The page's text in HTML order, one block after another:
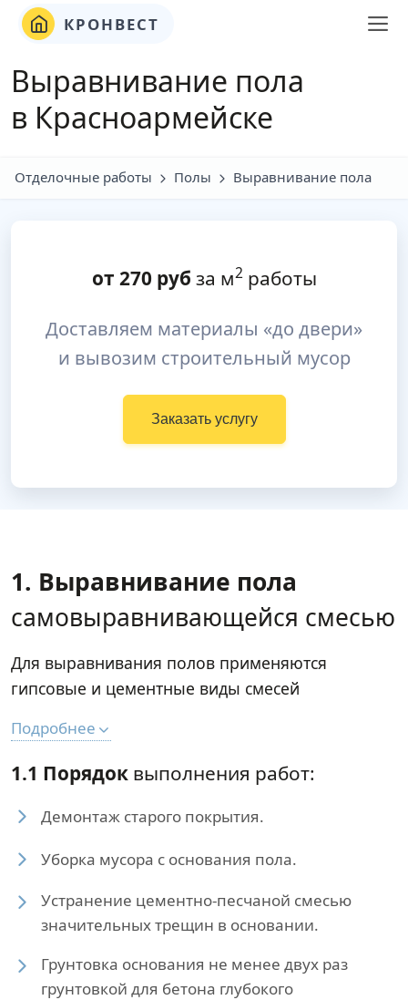
КРОНВЕСТ
Выравнивание пола
в Красноармейске
Отделочные работы Полы Выравнивание пола
от 270руб за м2работы
Доставляем материалы «до двери»
и вывозим строительный мусор
Заказать услугу
1. Выравнивание пола
самовыравнивающейся смесью
Для выравнивания полов применяются
гипсовые и цементные виды смесей
Подробнее
1.1 Порядок выполнения работ:
Демонтаж старого покрытия.
Уборка мусора с основания пола.
Устранение цементно-песчаной смесью
значительных трещин в основании.
Грунтовка основания не менее двух раз
грунтовкой для бетона глубокого